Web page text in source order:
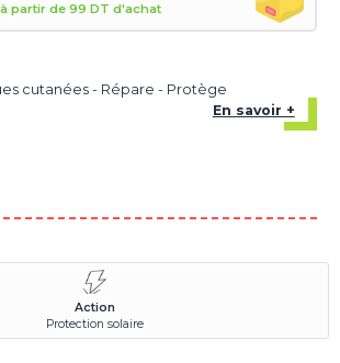
partir de 99 DT d'achat
cutanées - Répare - Protège
En savoir +
Action
Protection solaire